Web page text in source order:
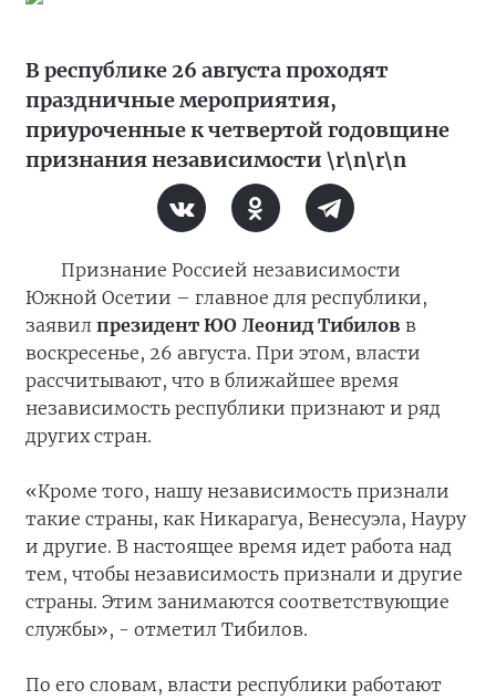
В республике 26 августа проходят
праздничные мероприятия,
приуроченные к четвертой годовщине
признания независимости \r\n\r\n
Признание Россией независимости
Южной Осетии – главное для республики,
заявил президент ЮО Леонид Тибилов в
воскресенье, 26 августа. При этом, власти
рассчитывают, что в ближайшее время
независимость республики признают и ряд
других стран.
«Кроме того, нашу независимость признали
такие страны, как Никарагуа, Венесуэла, Науру
и другие. В настоящее время идет работа над
тем, чтобы независимость признали и другие
страны. Этим занимаются соответствующие
службы», - отметил Тибилов.
По его словам, власти республики работают